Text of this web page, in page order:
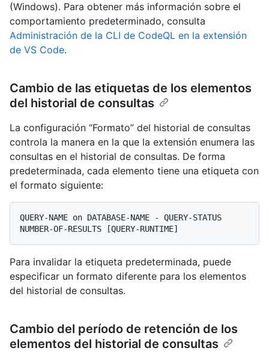
(Windows). Para obtener más información sobre el
comportamiento predeterminado, consulta
Administración de la CLI de CodeQL en la extensión
de VS Code.
Cambio de las etiquetas de los elementos
del historial de consultas
La configuración “Formato” del historial de consultas
controla la manera en la que la extensión enumera las
consultas en el historial de consultas. De forma
predeterminada, cada elemento tiene una etiqueta con
el formato siguiente:
QUERY-NAME on DATABASE-NAME - QUERY-STATUS
Para invalidar la etiqueta predeterminada, puede
especificar un formato diferente para los elementos
del historial de consultas.
Cambio del período de retención de los
elementos del historial de consultas